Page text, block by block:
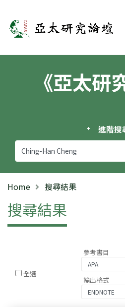
亞太研究論壇
《亞太研
進階搜
Home 搜尋結果
搜尋結果
全選
參考書目
輸出格式